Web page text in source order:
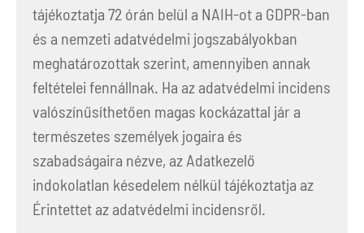
tájékoztatja 72 órán belül a NAIH-ot a GDPR-ban
és a nemzeti adatvédelmi jogszabályokban
meghatározottak szerint, amennyiben annak
feltételei fennállnak. Ha az adatvédelmi incidens
valószínűsíthetően magas kockázattal jár a
természetes személyek jogaira és
szabadságaira nézve, az Adatkezelő
indokolatlan késedelem nélkül tájékoztatja az
Érintettet az adatvédelmi incidensről.